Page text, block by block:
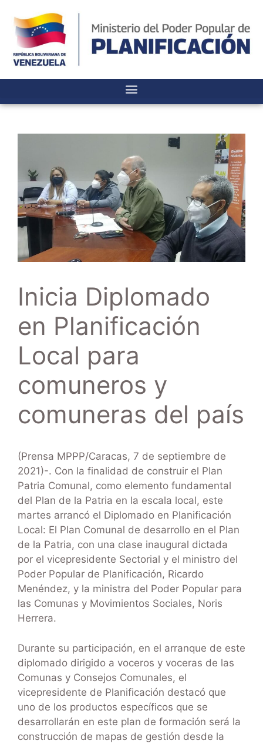
Inicia Diplomado
en Planificación
Local para
comuneros y
comuneras del país
(Prensa MPPP/Caracas, 7 de septiembre de
2021)-. Con la finalidad de construir el Plan
Patria Comunal, como elemento fundamental
del Plan de la Patria en la escala local, este
martes arrancó el Diplomado en Planificación
Local: El Plan Comunal de desarrollo en el Plan
de la Patria, con una clase inaugural dictada
por el vicepresidente Sectorial y el ministro del
Poder Popular de Planificación, Ricardo
Menéndez, y la ministra del Poder Popular para
las Comunas y Movimientos Sociales, Noris
Herrera.
Durante su participación, en el arranque de este
diplomado dirigido a voceros y voceras de las
Comunas y Consejos Comunales, el
vicepresidente de Planificación destacó que
uno de los productos específicos que se
desarrollarán en este plan de formación será la
construcción de mapas de gestión desde la